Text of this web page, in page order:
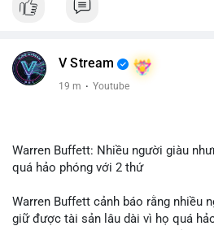
V Stream
19 m · Youtube
Warren Buffett: Nhiều người giàu
quá hảo phóng với 2 thứ
Warren Buffett cảnh báo rằng nhiều
giữ được tài sản lâu dài vì họ quá